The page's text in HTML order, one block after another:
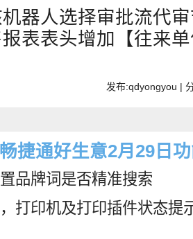
器人选择审批流代
表表头增加【往来
发布:qdyongyou |
捷通好生意2月29日
品牌词是否精准搜索
打印机及打印插件状态提